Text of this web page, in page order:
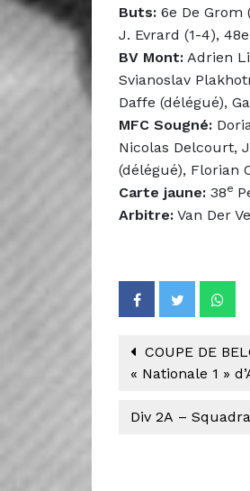
Buts: 6e De Grom
J. Evrard (1-4),
BV Mont: Adrien
Svianoslav
Daffe (délégué),
MFC Sougné:
Nicolas Delcourt,
(délégué), Florian
Carte jaune: 38e
Arbitre: Van Der
COUPE DE
« Nationale 1 »
Div 2A –